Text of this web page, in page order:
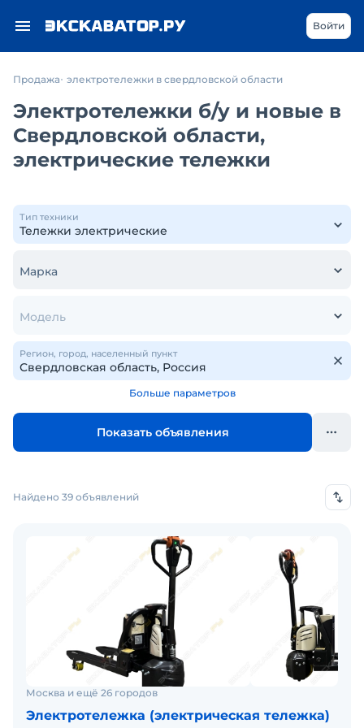
Войти
Продажа электротележки в свердловской области
Электротележки б/у и новые в
Свердловской области,
электрические тележки
Тип техники
Марка
Модель
Регион, город, населенный пункт
Больше параметров
Показать объявления
Найдено 39 объявлений
Москва и ещё 26 городов
Электротележка (электрическая тележка)